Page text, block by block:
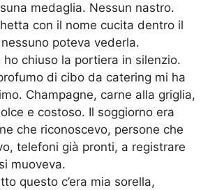
medaglia. Nessun nastro.
con il nome cucita dentro il
poteva vederla.
ho chiuso la portiera in silenzio.
di cibo da catering mi ha
Champagne, carne alla griglia,
e costoso. Il soggiorno era
che riconoscevo, persone che
telefoni già pronti, a registrare
muoveva.
questo c’era mia sorella,